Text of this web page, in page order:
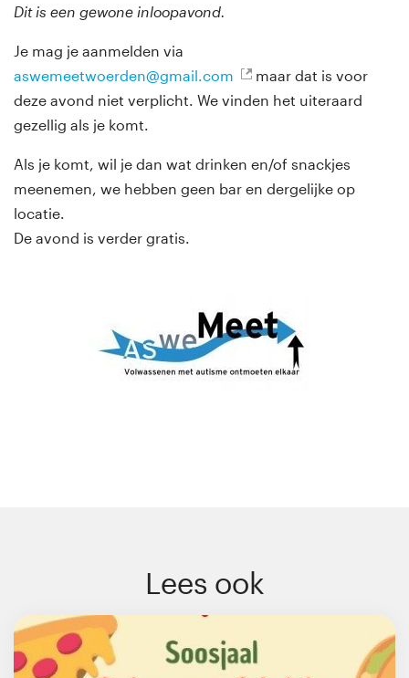
Dit is een gewone inloopavond.
Je mag je aanmelden via
aswemeetwoerden@gmail.com
maar dat is voor
deze avond niet verplicht. We vinden het uiteraard
gezellig als je komt.
Als je komt, wil je dan wat drinken en/of snackjes
meenemen, we hebben geen bar en dergelijke op
locatie.
De avond is verder gratis.
Lees ook